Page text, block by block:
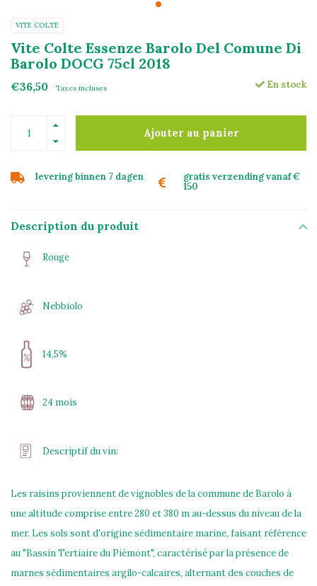
VITE COLTE
Vite Colte Essenze Barolo Del Comune Di
Barolo DOCG 75cl 2018
€36,50 Taxes incluses En stock
Ajouter au panier
levering binnen 7 dagen
gratis verzending vanaf €
150
Description du produit
Rouge
Nebbiolo
14,5%
24 mois
Descriptif du vin:
Les raisins proviennent de vignobles de la commune de Barolo à
une altitude comprise entre 280 et 380 m au-dessus du niveau de la
mer. Les sols sont d'origine sédimentaire marine, faisant référence
au "Bassin Tertiaire du Piémont", caractérisé par la présence de
marnes sédimentaires argilo-calcaires, alternant des couches de